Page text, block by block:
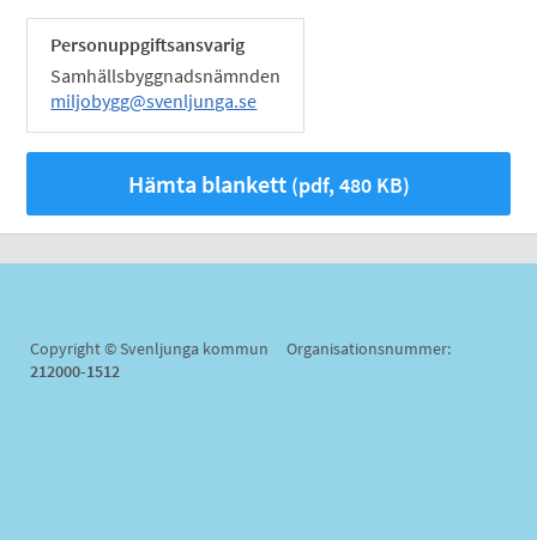
Personuppgiftsansvarig
Samhällsbyggnadsnämnden
miljobygg@svenljunga.se
Hämta blankett(pdf, 480 KB)
Copyright © Svenljunga kommun Organisationsnummer:
212000-1512